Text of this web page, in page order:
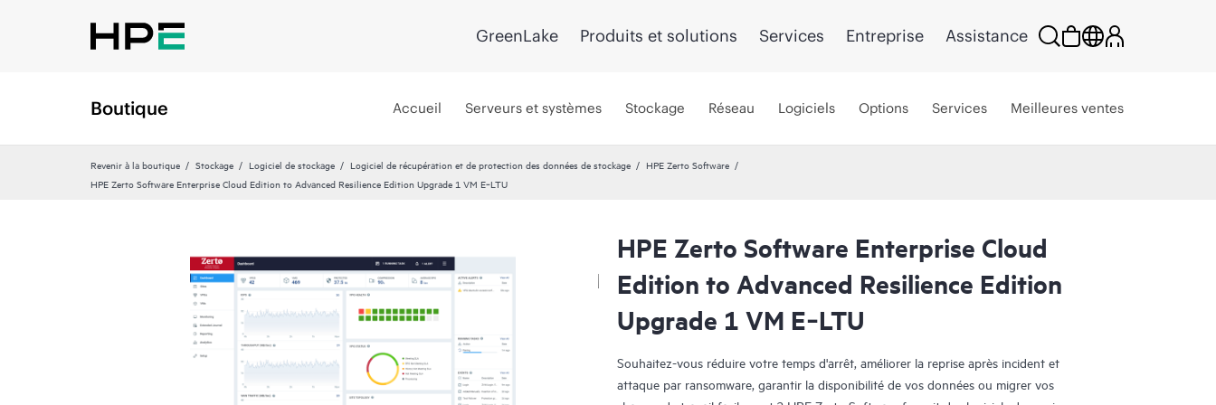
GreenLake Produits et solutions Services Entreprise Assistance
Boutique Accueil Serveurs et systèmes Stockage Réseau Logiciels Options Services Meilleures ventes
Revenir à la boutique Stockage Logiciel de stockage Logiciel de récupération et de protection des données de stockage
HPE Zerto Software
HPE Zerto Software Enterprise Cloud Edition to Advanced Resilience Edition Upgrade 1 VM E‑LTU
HPE Zerto Software Enterprise Cloud
Edition to Advanced Resilience Edition
Upgrade 1 VM E‑LTU
Souhaitez-vous réduire votre temps d'arrêt, améliorer la reprise après incident et
attaque par ransomware, garantir la disponibilité de vos données ou migrer vos